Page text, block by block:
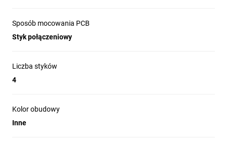
Sposób mocowania PCB
Styk połączeniowy
Liczba styków
4
Kolor obudowy
Inne